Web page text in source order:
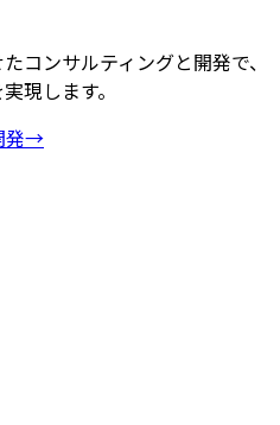
コンサルティングと開発で、
現します。
発→